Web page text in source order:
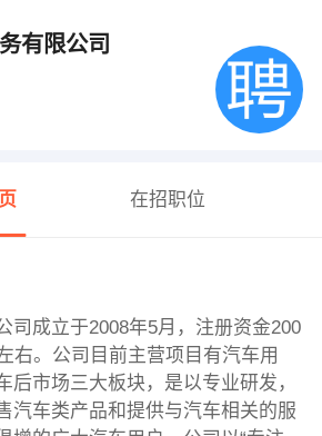
有限公司
在招职位
司成立于2008年5月，注册资金200
右。公司目前主营项目有汽车用
后市场三大板块，是以专业研发，
汽车类产品和提供与汽车相关的服